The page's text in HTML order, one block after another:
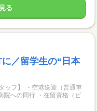
る
／留学生の“日本
ッフ】 ・空港送迎（普通車
院への同行 ・在留資格（ビ